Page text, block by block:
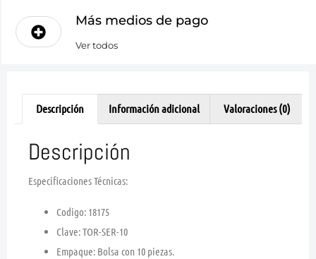
Más medios de pago
Ver todos
Descripción Información adicional Valoraciones (0)
Descripción
Especificaciones Técnicas:
Codigo: 18175
Clave: TOR-SER-10
Empaque: Bolsa con 10 piezas.